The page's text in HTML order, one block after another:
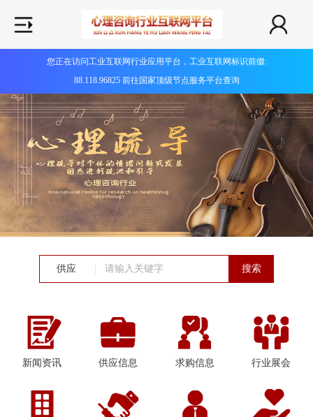
您正在访问工业互联网行业应用平台，工业互联网标识前缀:
88.118.96825 前往国家顶级节点服务平台查询
供应 搜索
新闻资讯 供应信息 求购信息 行业展会